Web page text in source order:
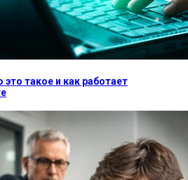
такое и как работает